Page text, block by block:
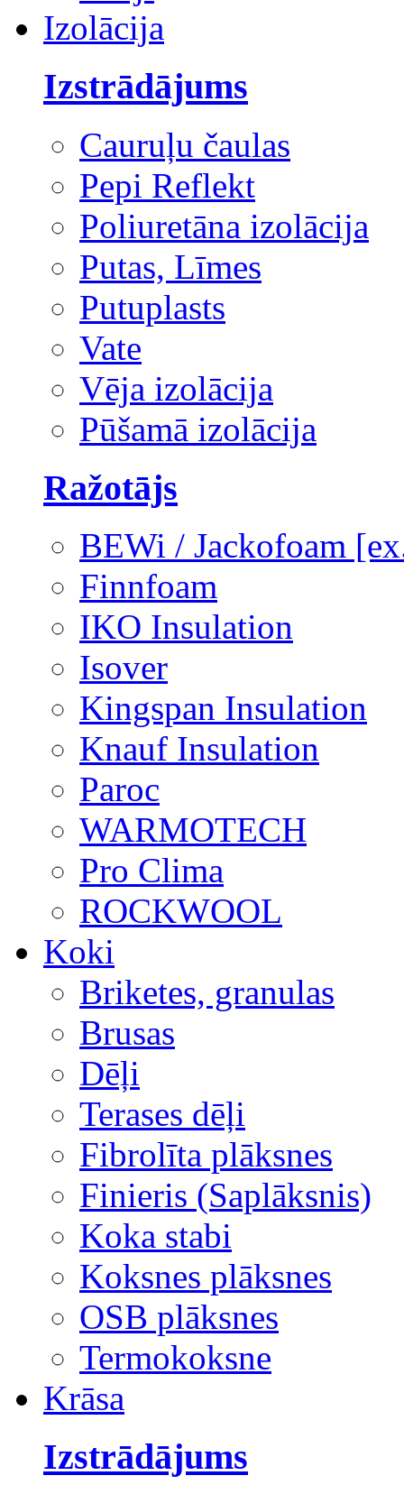
Izolācija
Izstrādājums
Cauruļu čaulas
Pepi Reflekt
Poliuretāna izolācija
Putas, Līmes
Putuplasts
Vate
Vēja izolācija
Pūšamā izolācija
Ražotājs
BEWi / Jackofoam
Finnfoam
IKO Insulation
Isover
Kingspan Insulation
Knauf Insulation
Paroc
WARMOTECH
Pro Clima
ROCKWOOL
Koki
Briketes, granulas
Brusas
Dēļi
Terases dēļi
Fibrolīta plāksnes
Finieris (Saplāksnis)
Koka stabi
Koksnes plāksnes
OSB plāksnes
Termokoksne
Krāsa
Izstrādājums